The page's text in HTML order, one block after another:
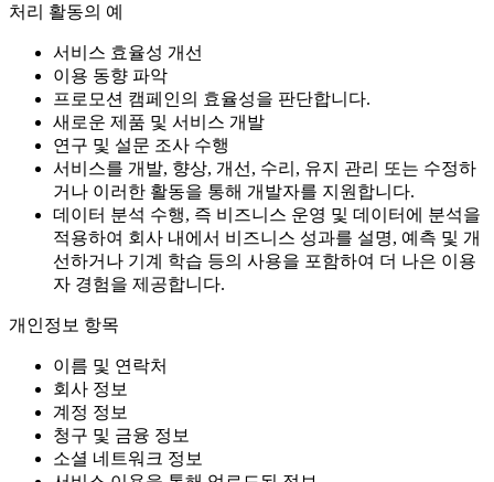
처리 활동의 예
서비스 효율성 개선
이용 동향 파악
프로모션 캠페인의 효율성을 판단합니다.
새로운 제품 및 서비스 개발
연구 및 설문 조사 수행
서비스를 개발, 향상, 개선, 수리, 유지 관리 또는 수정하
거나 이러한 활동을 통해 개발자를 지원합니다.
데이터 분석 수행, 즉 비즈니스 운영 및 데이터에 분석을
적용하여 회사 내에서 비즈니스 성과를 설명, 예측 및 개
선하거나 기계 학습 등의 사용을 포함하여 더 나은 이용
자 경험을 제공합니다.
개인정보 항목
이름 및 연락처
회사 정보
계정 정보
청구 및 금융 정보
소셜 네트워크 정보